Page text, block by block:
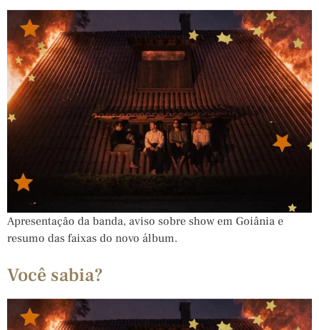
Apresentação da banda, aviso sobre show em Goiânia e
resumo das faixas do novo álbum.
Você sabia?